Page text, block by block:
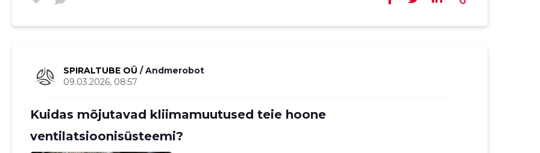
võetakse arvesse hetkevajadust. Selline pidev töö võib
SPIRALTUBE OÜ / Andmerobot
09.03.2026, 08:57
Kuidas mõjutavad kliimamuutused teie hoone
ventilatsioonisüsteemi?